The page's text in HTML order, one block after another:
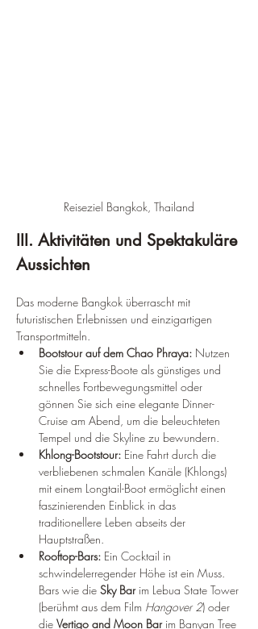
Reiseziel Bangkok, Thailand
III. Aktivitäten und Spektakuläre
Aussichten
Das moderne Bangkok überrascht mit
futuristischen Erlebnissen und einzigartigen
Transportmitteln.
Bootstour auf dem Chao Phraya: Nutzen
Sie die Express-Boote als günstiges und
schnelles Fortbewegungsmittel oder
gönnen Sie sich eine elegante Dinner-
Cruise am Abend, um die beleuchteten
Tempel und die Skyline zu bewundern.
Khlong-Bootstour: Eine Fahrt durch die
verbliebenen schmalen Kanäle (Khlongs)
mit einem Longtail-Boot ermöglicht einen
faszinierenden Einblick in das
traditionellere Leben abseits der
Hauptstraßen.
Rooftop-Bars: Ein Cocktail in
schwindelerregender Höhe ist ein Muss.
Bars wie die Sky Bar im Lebua State Tower
(berühmt aus dem Film Hangover 2) oder
die Vertigo and Moon Bar im Banyan Tree